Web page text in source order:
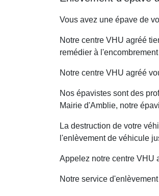
Vous avez une épave de
Notre centre VHU agréé
remédier à
Notre centre VHU agréé
Nos épavistes sont des
Mairie d'Amblie, notre
La destruction de votre
l'enlèvement de véhicule
Appelez notre centre VHU
Notre service